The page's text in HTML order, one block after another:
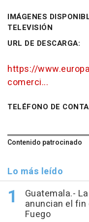
IMÁGENES
TELEVISIÓN
URL DE DESCARGA:
https://
comerci...
TELÉFONO DE
Contenido patrocinado
Lo más leído
Guatemala.-
anuncian el fin
Fuego